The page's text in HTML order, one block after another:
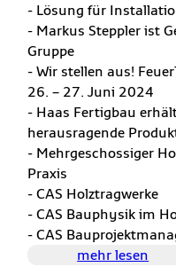
- Lösung für
- Markus Steppler ist
Gruppe
- Wir stellen aus!
26. – 27. Juni 2024
- Haas Fertigbau
herausragende
- Mehrgeschossiger
Praxis
- CAS Holztragwerke
- CAS Bauphysik im
- CAS
mehr lesen